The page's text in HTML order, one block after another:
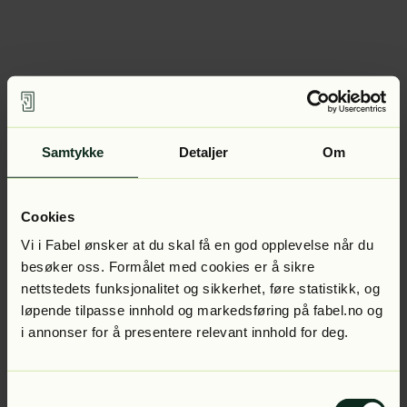
Samtykke Detaljer Om
Cookies
Vi i Fabel ønsker at du skal få en god opplevelse når du
besøker oss. Formålet med cookies er å sikre
nettstedets funksjonalitet og sikkerhet, føre statistikk, og
løpende tilpasse innhold og markedsføring på fabel.no og
i annonser for å presentere relevant innhold for deg.